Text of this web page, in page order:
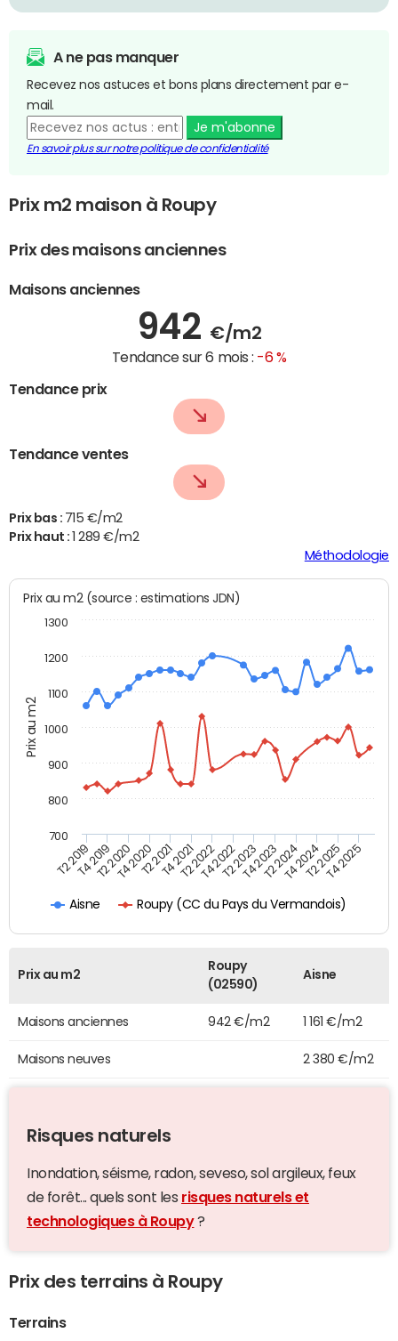
A ne pas manquer
Recevez nos astuces et bons plans directement par e-
mail.
Je m'abonne
En savoir plus sur notre politique de confidentialité
Prix m2 maison à Roupy
Prix des maisons anciennes
Maisons anciennes
942 €/m2
Tendance sur 6 mois : -6 %
Tendance prix
Tendance ventes
Prix bas : 715 €/m2
Prix haut :
1 289 €/m2
Méthodologie
Prix au m2
Prix au m2 (source : estimations JDN)
Aisne Roupy (CC du Pays du Vermandois)
T2 2019T4 2019T2 2020T4 2020T2 2021T4 2021T2 2022T4 2022T2 2023T4 2023T2 2024T4 2024T2 2025T4 2025
700
800
900
1000
1100
1200
1300
Prix au m2
Roupy
(02590)
Aisne
Maisons anciennes 942 €/m2 1 161 €/m2
Maisons neuves 2 380 €/m2
Risques naturels
Inondation, séisme, radon, seveso, sol argileux, feux
de forêt... quels sont les risques naturels et
technologiques à Roupy?
Prix des terrains à Roupy
Terrains